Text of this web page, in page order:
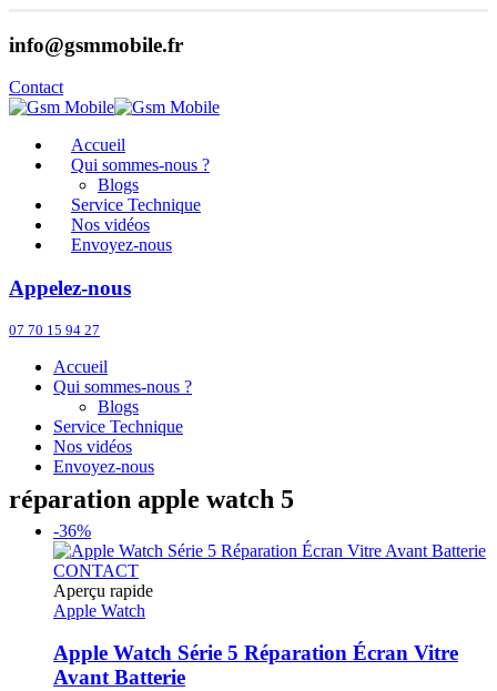
info@gsmmobile.fr
Contact
Accueil
Qui sommes-nous ?
Blogs
Service Technique
Nos vidéos
Envoyez-nous
Appelez-nous
07 70 15 94 27
Accueil
Qui sommes-nous ?
Blogs
Service Technique
Nos vidéos
Envoyez-nous
réparation apple watch 5
-36%
CONTACT
Aperçu rapide
Apple Watch
Apple Watch Série 5 Réparation Écran Vitre
Avant Batterie